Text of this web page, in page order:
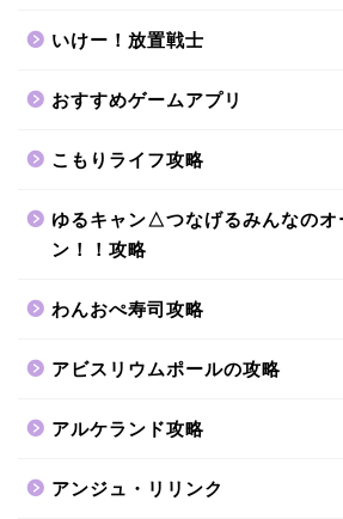
いけー！放置戦士
おすすめゲームアプリ
こもりライフ攻略
ゆるキャン△つなげるみんなのオ
ン！！攻略
わんおぺ寿司攻略
アビスリウムポールの攻略
アルケランド攻略
アンジュ・リリンク